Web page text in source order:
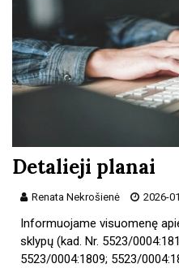
Detalieji planai
Renata Nekrošienė 2026-
Informuojame visuomenę
sklypų (kad. Nr. 5523/
5523/0004:1809; 5523/